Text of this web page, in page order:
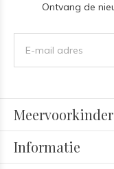
Ontvang de
Informatie